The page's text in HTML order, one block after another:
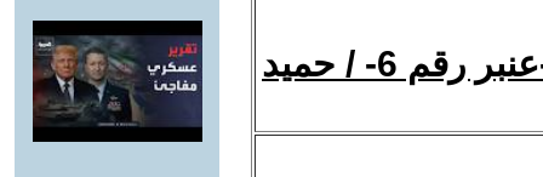
صراع القيم في رواية تشيخوف -عنبر رقم 6- / حميد